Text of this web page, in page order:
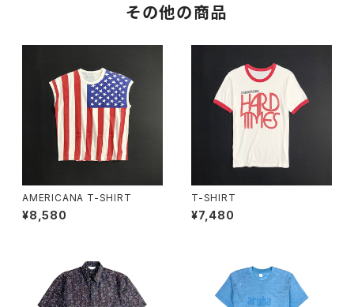
その他の商品
AMERICANA T-SHIRT
¥8,580
T-SHIRT
¥7,480